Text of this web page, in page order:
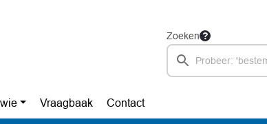
Zoeken
Vraagbaak Contact